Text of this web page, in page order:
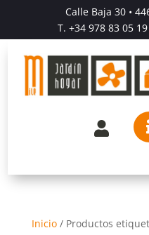
Calle Baja 30 •
T. +34 978 83 05 19

Inicio/ Productos